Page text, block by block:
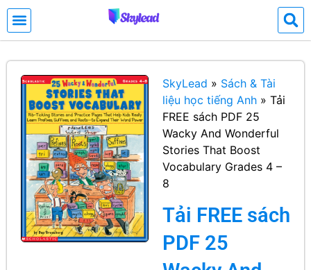
SkyLead » Sách & Tài
liệu học tiếng Anh » Tải
FREE sách PDF 25
Wacky And Wonderful
Stories That Boost
Vocabulary Grades 4 –
8
Tải FREE sách
PDF 25